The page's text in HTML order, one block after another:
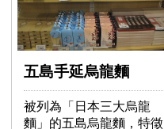
五島手延烏龍麵
被列為「日本三大烏龍
麵」的五島烏龍麵，特徵